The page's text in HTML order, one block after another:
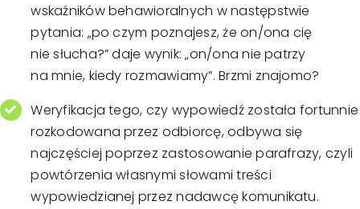
wskaźników behawioralnych w następstwie
pytania: „po czym poznajesz, że on/ona cię
nie słucha?” daje wynik: „on/ona nie patrzy
na mnie, kiedy rozmawiamy”. Brzmi znajomo?
Weryfikacja tego, czy wypowiedź została fortunnie
rozkodowana przez odbiorcę, odbywa się
najczęściej poprzez zastosowanie parafrazy, czyli
powtórzenia własnymi słowami treści
wypowiedzianej przez nadawcę komunikatu.